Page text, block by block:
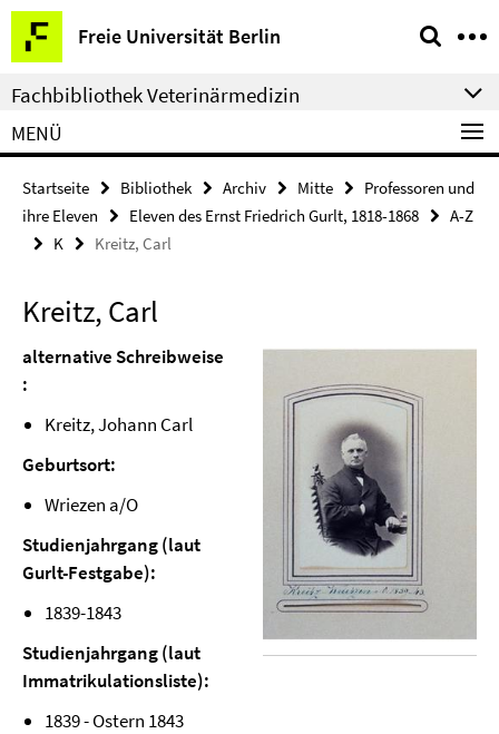
Springe
direkt
zu
Inhalt
Freie Universität Berlin
Service-
Navigation
Fachbibliothek Veterinärmedizin
MENÜ
Startseite Bibliothek Archiv Mitte
Professoren und
ihre Eleven
Eleven des Ernst Friedrich Gurlt, 1818-1868
A-Z
K
Kreitz, Carl
Kreitz, Carl
alternative Schreibweise
:
Kreitz, Johann Carl
Geburtsort:
Wriezen a/O
Studienjahrgang (laut
Gurlt-Festgabe):
1839-1843
Studienjahrgang (laut
Immatrikulationsliste):
1839 - Ostern 1843